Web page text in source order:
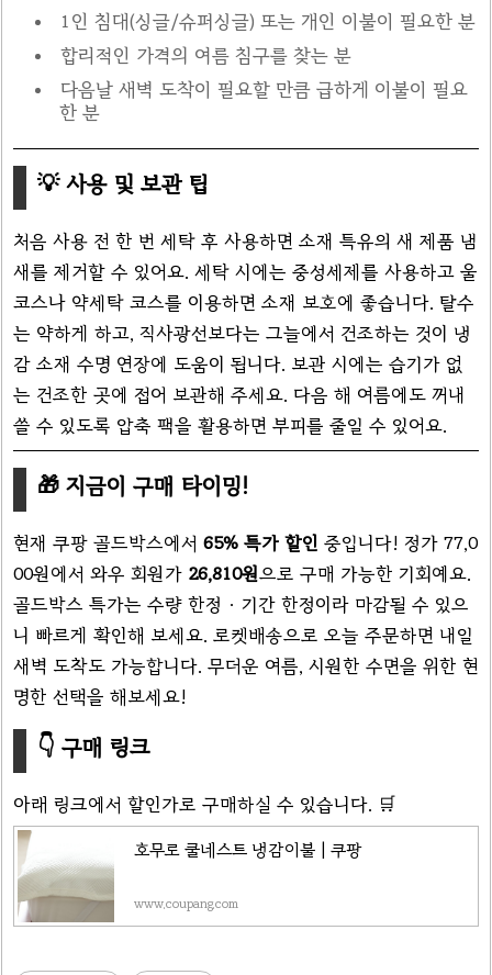
1인 침대(싱글/슈퍼싱글) 또는 개인 이불이 필요한 분
합리적인 가격의 여름 침구를 찾는 분
다음날 새벽 도착이 필요할 만큼 급하게 이불이 필요
한 분
💡 사용 및 보관 팁
처음 사용 전 한 번 세탁 후 사용하면 소재 특유의 새 제품 냄
새를 제거할 수 있어요. 세탁 시에는 중성세제를 사용하고 울
코스나 약세탁 코스를 이용하면 소재 보호에 좋습니다. 탈수
는 약하게 하고, 직사광선보다는 그늘에서 건조하는 것이 냉
감 소재 수명 연장에 도움이 됩니다. 보관 시에는 습기가 없
는 건조한 곳에 접어 보관해 주세요. 다음 해 여름에도 꺼내
쓸 수 있도록 압축 팩을 활용하면 부피를 줄일 수 있어요.
🎁 지금이 구매 타이밍!
현재 쿠팡 골드박스에서 65% 특가 할인 중입니다! 정가 77,0
00원에서 와우 회원가 26,810원으로 구매 가능한 기회예요.
골드박스 특가는 수량 한정 · 기간 한정이라 마감될 수 있으
니 빠르게 확인해 보세요. 로켓배송으로 오늘 주문하면 내일
새벽 도착도 가능합니다. 무더운 여름, 시원한 수면을 위한 현
명한 선택을 해보세요!
👇 구매 링크
아래 링크에서 할인가로 구매하실 수 있습니다. 🛒
호무로 쿨네스트 냉감이불 | 쿠팡
www.coupang.com